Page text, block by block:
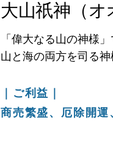
大山祇神（オ
「偉大なる山の神様
山と海の両方を司る
｜ご利益｜
商売繁盛、厄除開運